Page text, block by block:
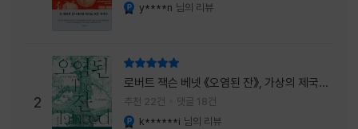
y****n 님의 리뷰
2
로버트 잭슨 베넷 《오염된 잔》, 가상의 제국이
주는 실감과 미스터리 사건의 치밀함이 이루어
내는 최상의 시너지...
추천 22건 댓글 18건
k******i 님의 리뷰